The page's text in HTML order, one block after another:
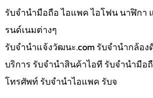
รับจำนำมือถือ ไอแพค ไอโฟน นาฬิกา
รนด์เนมต่างๆ
รับจํานําแจ้งวัฒนะ.com รับจำนำกล้อง
บริการ รับจำนำสินค้าไอที รับจำนำมือ
โทรศัพท์ รับจำนำไอแพค รับจ